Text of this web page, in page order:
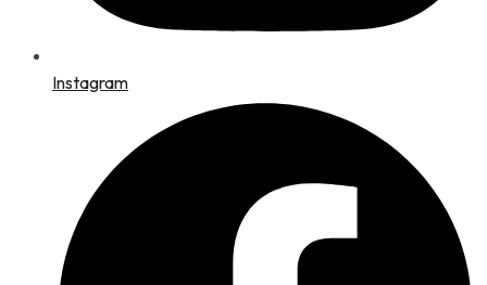
Instagram